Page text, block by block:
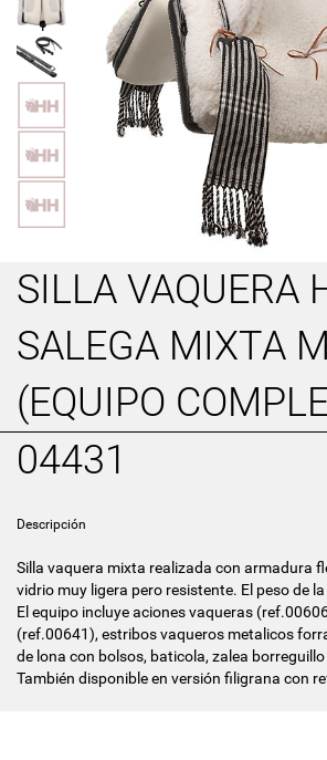
SILLA VAQUERA
SALEGA MIXTA
(EQUIPO
04431
Descripción
Silla vaquera mixta realizada con armadura
vidrio muy ligera pero resistente. El peso de
El equipo incluye aciones vaqueras
(ref.00641), estribos vaqueros metalicos
de lona con bolsos, baticola, zalea
También disponible en versión filigrana con